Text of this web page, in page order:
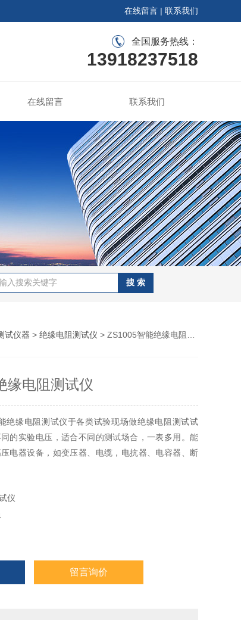
在线留言 | 联系我们
全国服务热线：
13918237518
在线留言 联系我们
试仪器 > 绝缘电阻测试仪 > ZS1005智能绝缘电阻测试仪
缘电阻测试仪
绝缘电阻测试仪于各类试验现场做绝缘电阻测试试
的实验电压，适合不同的测试场合，一表多用。能
电器设备，如变压器、电缆，电抗器、电容器、断
高压线和一条信号线连接试品即可测量。
仪
留言询价